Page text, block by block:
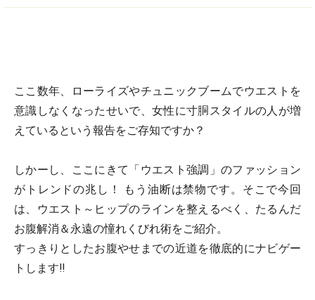
ここ数年、ローライズやチュニックブームでウエストを
意識しなくなったせいで、女性に寸胴スタイルの人が増
えているという報告をご存知ですか？
しかーし、ここにきて「ウエスト強調」のファッション
がトレンドの兆し！ もう油断は禁物です。そこで今回
は、ウエスト～ヒップのラインを整えるべく、たるんだ
お腹解消＆永遠の憧れくびれ術をご紹介。
すっきりとしたお腹やせまでの近道を徹底的にナビゲー
トします!!